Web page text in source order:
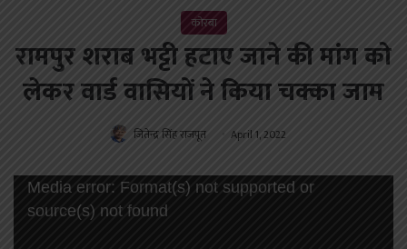
कोरबा
रामपुर शराब भट्टी हटाए जाने की मांग को
लेकर वार्ड वासियों ने किया चक्का जाम
जितेन्द्र सिंह राजपूत April 1, 2022
Video
Player
Media error: Format(s) not supported or
source(s) not found